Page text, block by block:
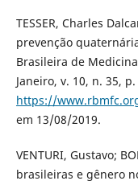
TESSER, Charles
prevenção
Brasileira de
Janeiro, v. 10, n. 35,
https://
em 13/08/2019.
VENTURI, Gustavo;
brasileiras e gênero